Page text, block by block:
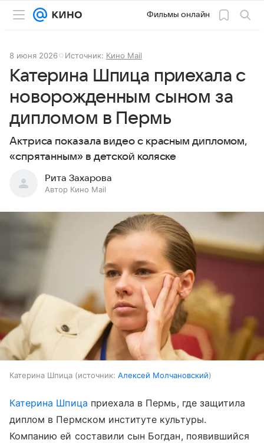
Фильмы онлайн
8 июня 2026 Источник: Кино Mail
Катерина Шпица приехала с
новорожденным сыном за
дипломом в Пермь
Актриса показала видео с красным дипломом,
«спрятанным» в детской коляске
Рита Захарова
Автор Кино Mail
Катерина Шпица источник: Алексей Молчановский
Катерина Шпица приехала в Пермь, где защитила
диплом в Пермском институте культуры.
Компанию ей составили сын Богдан, появившийся